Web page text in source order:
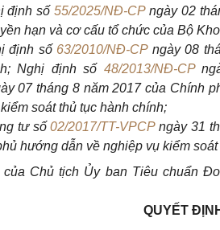
định số55/2025/NĐ-CPngày 02
hạn và cơ cấu tổ chức của Bộ
định số 63/2010/NĐ-CPngày 08
Nghị định số 48/2013/NĐ-CP
07 tháng 8 năm 2017 của Chính
soát thủ tục hành chính;
tư số02/2017/TT-VPCPngày 31
hướng dẫn về nghiệp vụ kiểm
của Chủ tịch Ủy ban Tiêu chuẩn
QUYẾT